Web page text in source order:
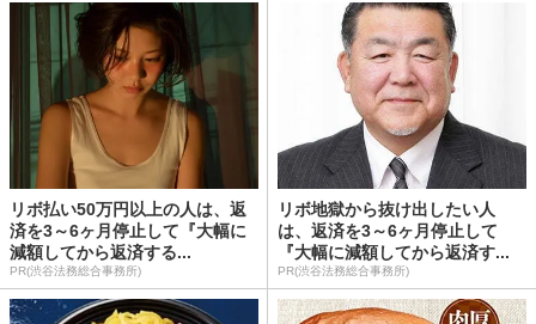
リボ払い50万円以上の人は、返
済を3～6ヶ月停止して『大幅に
減額してから返済する...
PR(渋谷法務総合事務所)
リボ地獄から抜け出したい人
は、返済を3～6ヶ月停止して
『大幅に減額してから返済す...
PR(渋谷法務総合事務所)